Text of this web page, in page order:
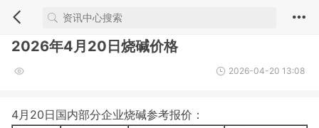
2026年4月20日烧碱价格
2026-04-20 13:08
4月20日国内部分企业烧碱参考报价：